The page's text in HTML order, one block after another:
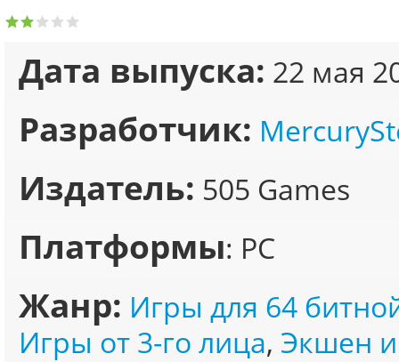
Дата выпуска: 22 мая
Разработчик:
Издатель: 505 Games
Платформы: PC
Жанр: Игры для 64
Игры от 3-го лица, Экшен